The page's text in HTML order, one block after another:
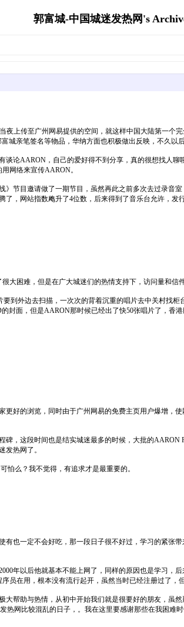
郭富城-中国城迷发热网's
上传至广州网易提供的空间，就这样中国大陆第一
亲笔签名等物品，华纳方面也积极做出反映，不久以
AARON，自己的爱好得不到分享，真的很想找人
网络来宣传AARON。
目邀请做了一期节目，虽然再此之前多次去过录音
，网站指数飑升了4位数，后来得到了音乐台允许，
困难，但是在广大城迷们的热情支持下，访问量和信
外边去扫描，一次次的背着沉重的唱片去中关村找
封面，但是AARON那时候已经出了快50张唱片了，香港
的浏览，同时由于广州网易的免费主页用户爆增，
这段时间也是结实城迷最多的时候，大批的AARON
发热网了。
么？我不觉得，有追求才是最重要的。
一定不会好吃，那一段日子很不好过，学习的紧张
以后他就基本不能上网了，同样的原因也是学习，
在用，根本没有流行起开，虽然当时已经注册过了，
助与热情，从初中开始我们就是很要好的朋友，虽
网比较混乱的日子，。我在这里要感谢那些在我困